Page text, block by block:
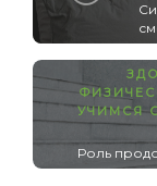
УЧИМСЯ
Роль